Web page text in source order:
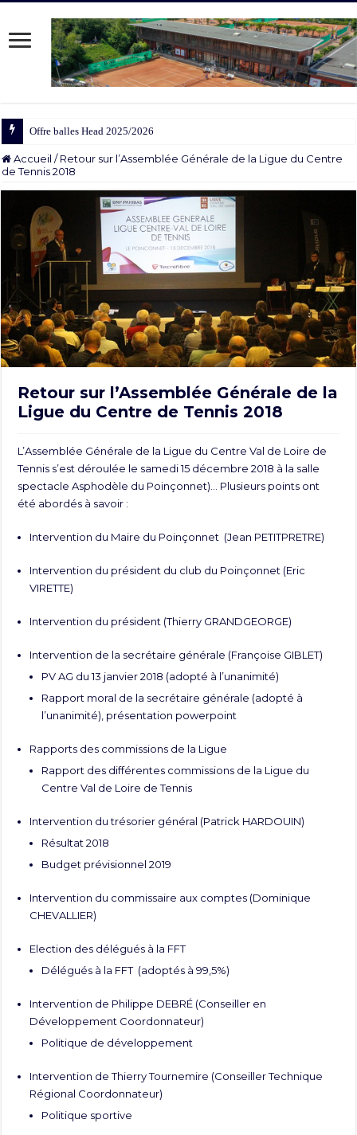
Offre balles Head 2025/2026
Accueil / Retour sur l’Assemblée Générale de la Ligue du Centre
de Tennis 2018
Retour sur l’Assemblée Générale de la
Ligue du Centre de Tennis 2018
L’Assemblée Générale de la Ligue du Centre Val de Loire de
Tennis s’est déroulée le samedi 15 décembre 2018 à la salle
spectacle Asphodèle du Poinçonnet)… Plusieurs points ont
été abordés à savoir :
Intervention du Maire du Poinçonnet (Jean PETITPRETRE)
Intervention du président du club du Poinçonnet (Eric
VIRETTE)
Intervention du président (Thierry GRANDGEORGE)
Intervention de la secrétaire générale (Françoise GIBLET)
PV AG du 13 janvier 2018 (adopté à l’unanimité)
Rapport moral de la secrétaire générale (adopté à
l’unanimité), présentation powerpoint
Rapports des commissions de la Ligue
Rapport des différentes commissions de la Ligue du
Centre Val de Loire de Tennis
Intervention du trésorier général (Patrick HARDOUIN)
Résultat 2018
Budget prévisionnel 2019
Intervention du commissaire aux comptes (Dominique
CHEVALLIER)
Election des délégués à la FFT
Délégués à la FFT(adoptés à 99,5%)
Intervention de Philippe DEBRÉ (Conseiller en
Développement Coordonnateur)
Politique de développement
Intervention de Thierry Tournemire (Conseiller Technique
Régional Coordonnateur)
Politique sportive